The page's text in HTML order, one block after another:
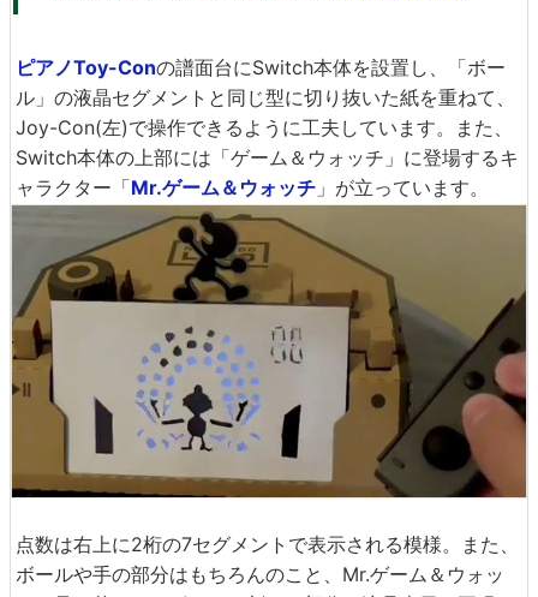
ピアノToy-Conの譜面台にSwitch本体を設置し、「ボー
ル」の液晶セグメントと同じ型に切り抜いた紙を重ねて、
Joy-Con(左)で操作できるように工夫しています。また、
Switch本体の上部には「ゲーム＆ウォッチ」に登場するキ
ャラクター「Mr.ゲーム＆ウォッチ 」が立っています。
点数は右上に2桁の7セグメントで表示される模様。また、
ボールや手の部分はもちろんのこと、Mr.ゲーム＆ウォッ